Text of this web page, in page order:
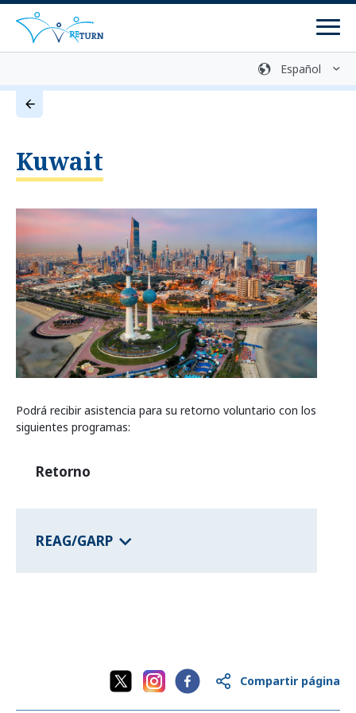
Biblioteca multimedia Contacto
Centros de asesoramiento
Programas
Programas de retorno
Programas de reintegración
Preparación del retorno
Comunicación de información y asesoramiento
Programas de los estados federales
Información del país
Kuwait
Podrá recibir asistencia para su retorno voluntario con los
siguientes programas:
Retorno
REAG/GARP
Compartir página